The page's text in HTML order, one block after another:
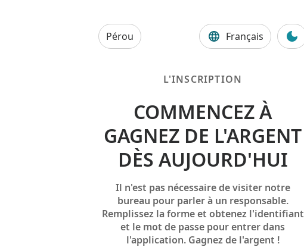
Pérou Français
L'INSCRIPTION
COMMENCEZ À
GAGNEZ DE L'ARGENT
DÈS AUJOURD'HUI
Il n'est pas nécessaire de visiter notre
bureau pour parler à un responsable.
Remplissez la forme et obtenez l'identifiant
et le mot de passe pour entrer dans
l'application. Gagnez de l'argent !